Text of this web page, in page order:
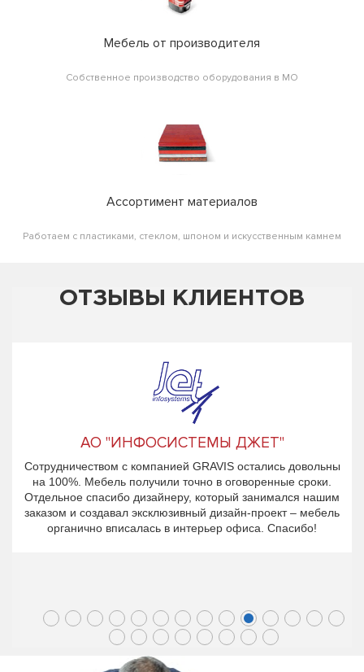
Мебель от производителя
Собственное производство оборудования в МО
Ассортимент материалов
Работаем с пластиками, стеклом, шпоном и искусственным камнем
ОТЗЫВЫ КЛИЕНТОВ
АО "ИНФОСИСТЕМЫ ДЖЕТ"
Сотрудничеством с компанией GRAVIS остались довольны
на 100%. Мебель получили точно в оговоренные сроки.
Отдельное спасибо дизайнеру, который занимался нашим
заказом и создавал эксклюзивный дизайн-проект – мебель
органично вписалась в интерьер офиса. Спасибо!